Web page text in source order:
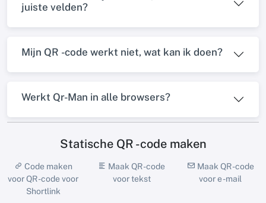
juiste velden?
Mijn QR -code werkt niet, wat kan ik doen?
Werkt Qr-Man in alle browsers?
Statische QR -code maken
Code maken
voor QR -code voor
Shortlink
Maak QR -code
voor tekst
Maak QR -code
voor e -mail